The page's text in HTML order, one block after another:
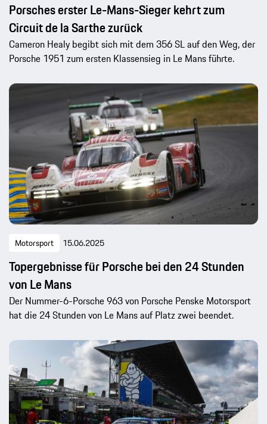
Porsches erster Le-Mans-Sieger kehrt zum
Circuit de la Sarthe zurück
Cameron Healy begibt sich mit dem 356 SL auf den Weg, der
Porsche 1951 zum ersten Klassensieg in Le Mans führte.
Motorsport 15.06.2025
Topergebnisse für Porsche bei den 24 Stunden
von Le Mans
Der Nummer-6-Porsche 963 von Porsche Penske Motorsport
hat die 24 Stunden von Le Mans auf Platz zwei beendet.